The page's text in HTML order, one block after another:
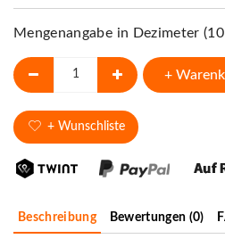
Mengenangabe in Dezimeter
+
+ Wunschliste
Beschreibung Bewertungen (0)